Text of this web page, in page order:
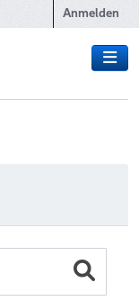
Anmelden